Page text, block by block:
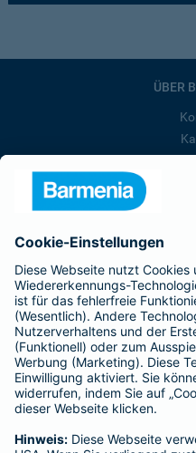
ÜBER
Barmenia ist Teil
Kranken-